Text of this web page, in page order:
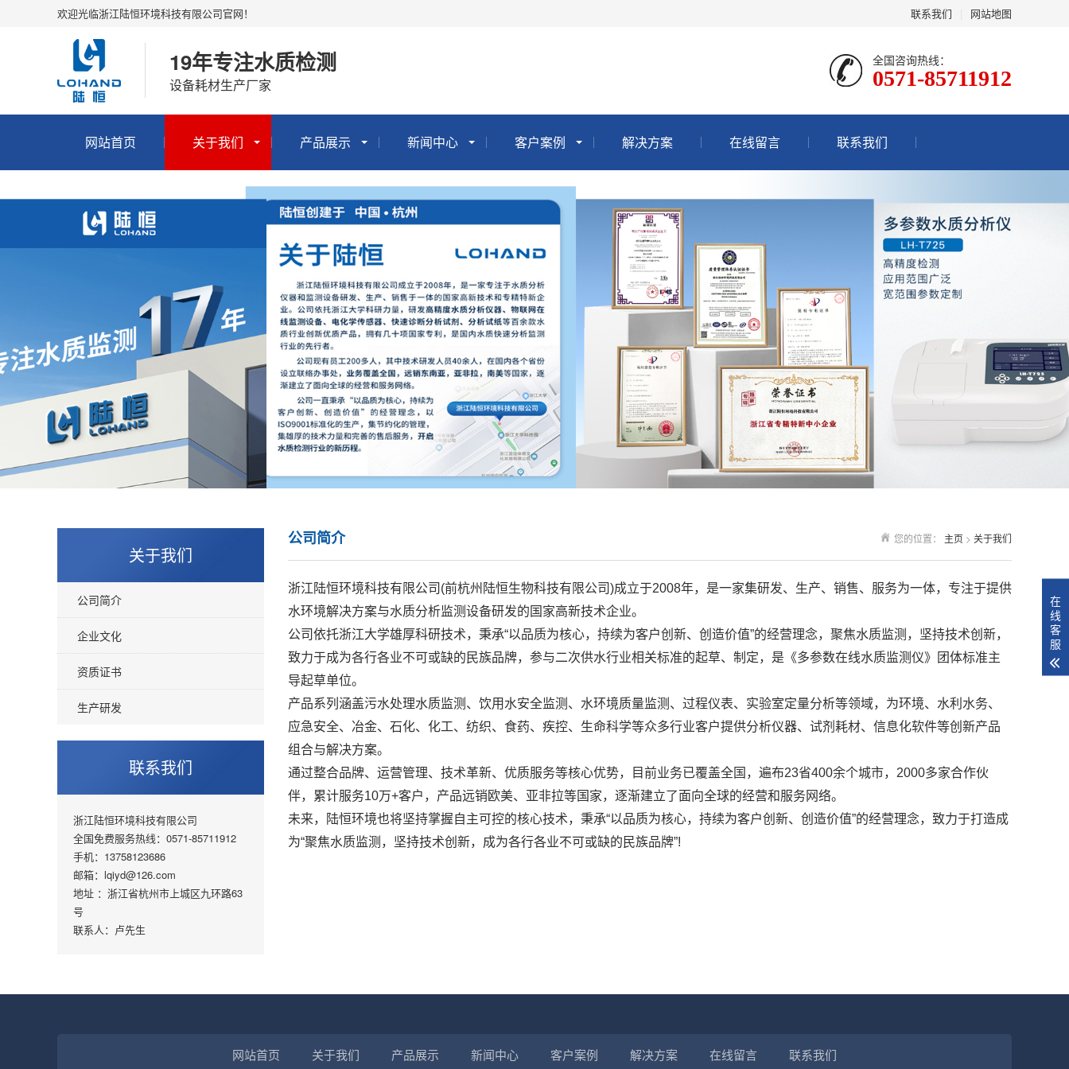
联系我们 网站地图
欢迎光临浙江陆恒环境科技有限公司官网！
19年专注水质检测
设备耗材生产厂家
全国咨询热线：
0571-85711912
网站首页 关于我们 产品展示 新闻中心 客户案例 解决方案 在线留言 联系我们
关于我们
公司简介
企业文化
资质证书
生产研发
联系我们
浙江陆恒环境科技有限公司
全国免费服务热线：0571-85711912
手机：13758123686
邮箱：lqiyd@126.com
地址 ：浙江省杭州市上城区九环路63
号
联系人：卢先生
您的位置： 主页 > 关于我们
公司简介
浙江陆恒环境科技有限公司(前杭州陆恒生物科技有限公司)成立于2008年，是一家集研发、生产、销售、服务为一体，专注于提供
水环境解决方案与水质分析监测设备研发的国家高新技术企业。
公司依托浙江大学雄厚科研技术，秉承“以品质为核心，持续为客户创新、创造价值”的经营理念，聚焦水质监测，坚持技术创新，
致力于成为各行各业不可或缺的民族品牌，参与二次供水行业相关标准的起草、制定，是《多参数在线水质监测仪》团体标准主
导起草单位。
产品系列涵盖污水处理水质监测、饮用水安全监测、水环境质量监测、过程仪表、实验室定量分析等领域，为环境、水利水务、
应急安全、冶金、石化、化工、纺织、食药、疾控、生命科学等众多行业客户提供分析仪器、试剂耗材、信息化软件等创新产品
组合与解决方案。
通过整合品牌、运营管理、技术革新、优质服务等核心优势，目前业务已覆盖全国，遍布23省400余个城市，2000多家合作伙
伴，累计服务10万+客户，产品远销欧美、亚非拉等国家，逐渐建立了面向全球的经营和服务网络。
未来，陆恒环境也将坚持掌握自主可控的核心技术，秉承“以品质为核心，持续为客户创新、创造价值”的经营理念，致力于打造成
为“聚焦水质监测，坚持技术创新，成为各行各业不可或缺的民族品牌”!
网站首页 关于我们 产品展示 新闻中心 客户案例 解决方案 在线留言 联系我们
在
线
客
服